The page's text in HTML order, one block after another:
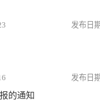
的通知